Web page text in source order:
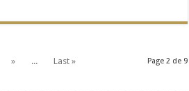
Page 2 de 9
» ... Last »